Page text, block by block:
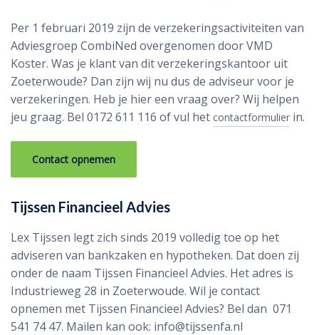
Per 1 februari 2019 zijn de verzekeringsactiviteiten van
Adviesgroep CombiNed overgenomen door VMD
Koster. Was je klant van dit verzekeringskantoor uit
Zoeterwoude? Dan zijn wij nu dus de adviseur voor je
verzekeringen. Heb je hier een vraag over? Wij helpen
jeu graag. Bel 0172 611 116 of vul het contactformulier in.
Contact opnemen
Tijssen Financieel Advies
Lex Tijssen legt zich sinds 2019 volledig toe op het
adviseren van bankzaken en hypotheken. Dat doen zij
onder de naam Tijssen Financieel Advies. Het adres is
Industrieweg 28 in Zoeterwoude. Wil je contact
opnemen met Tijssen Financieel Advies? Bel dan 071
541 74 47. Mailen kan ook: info@tijssenfa.nl